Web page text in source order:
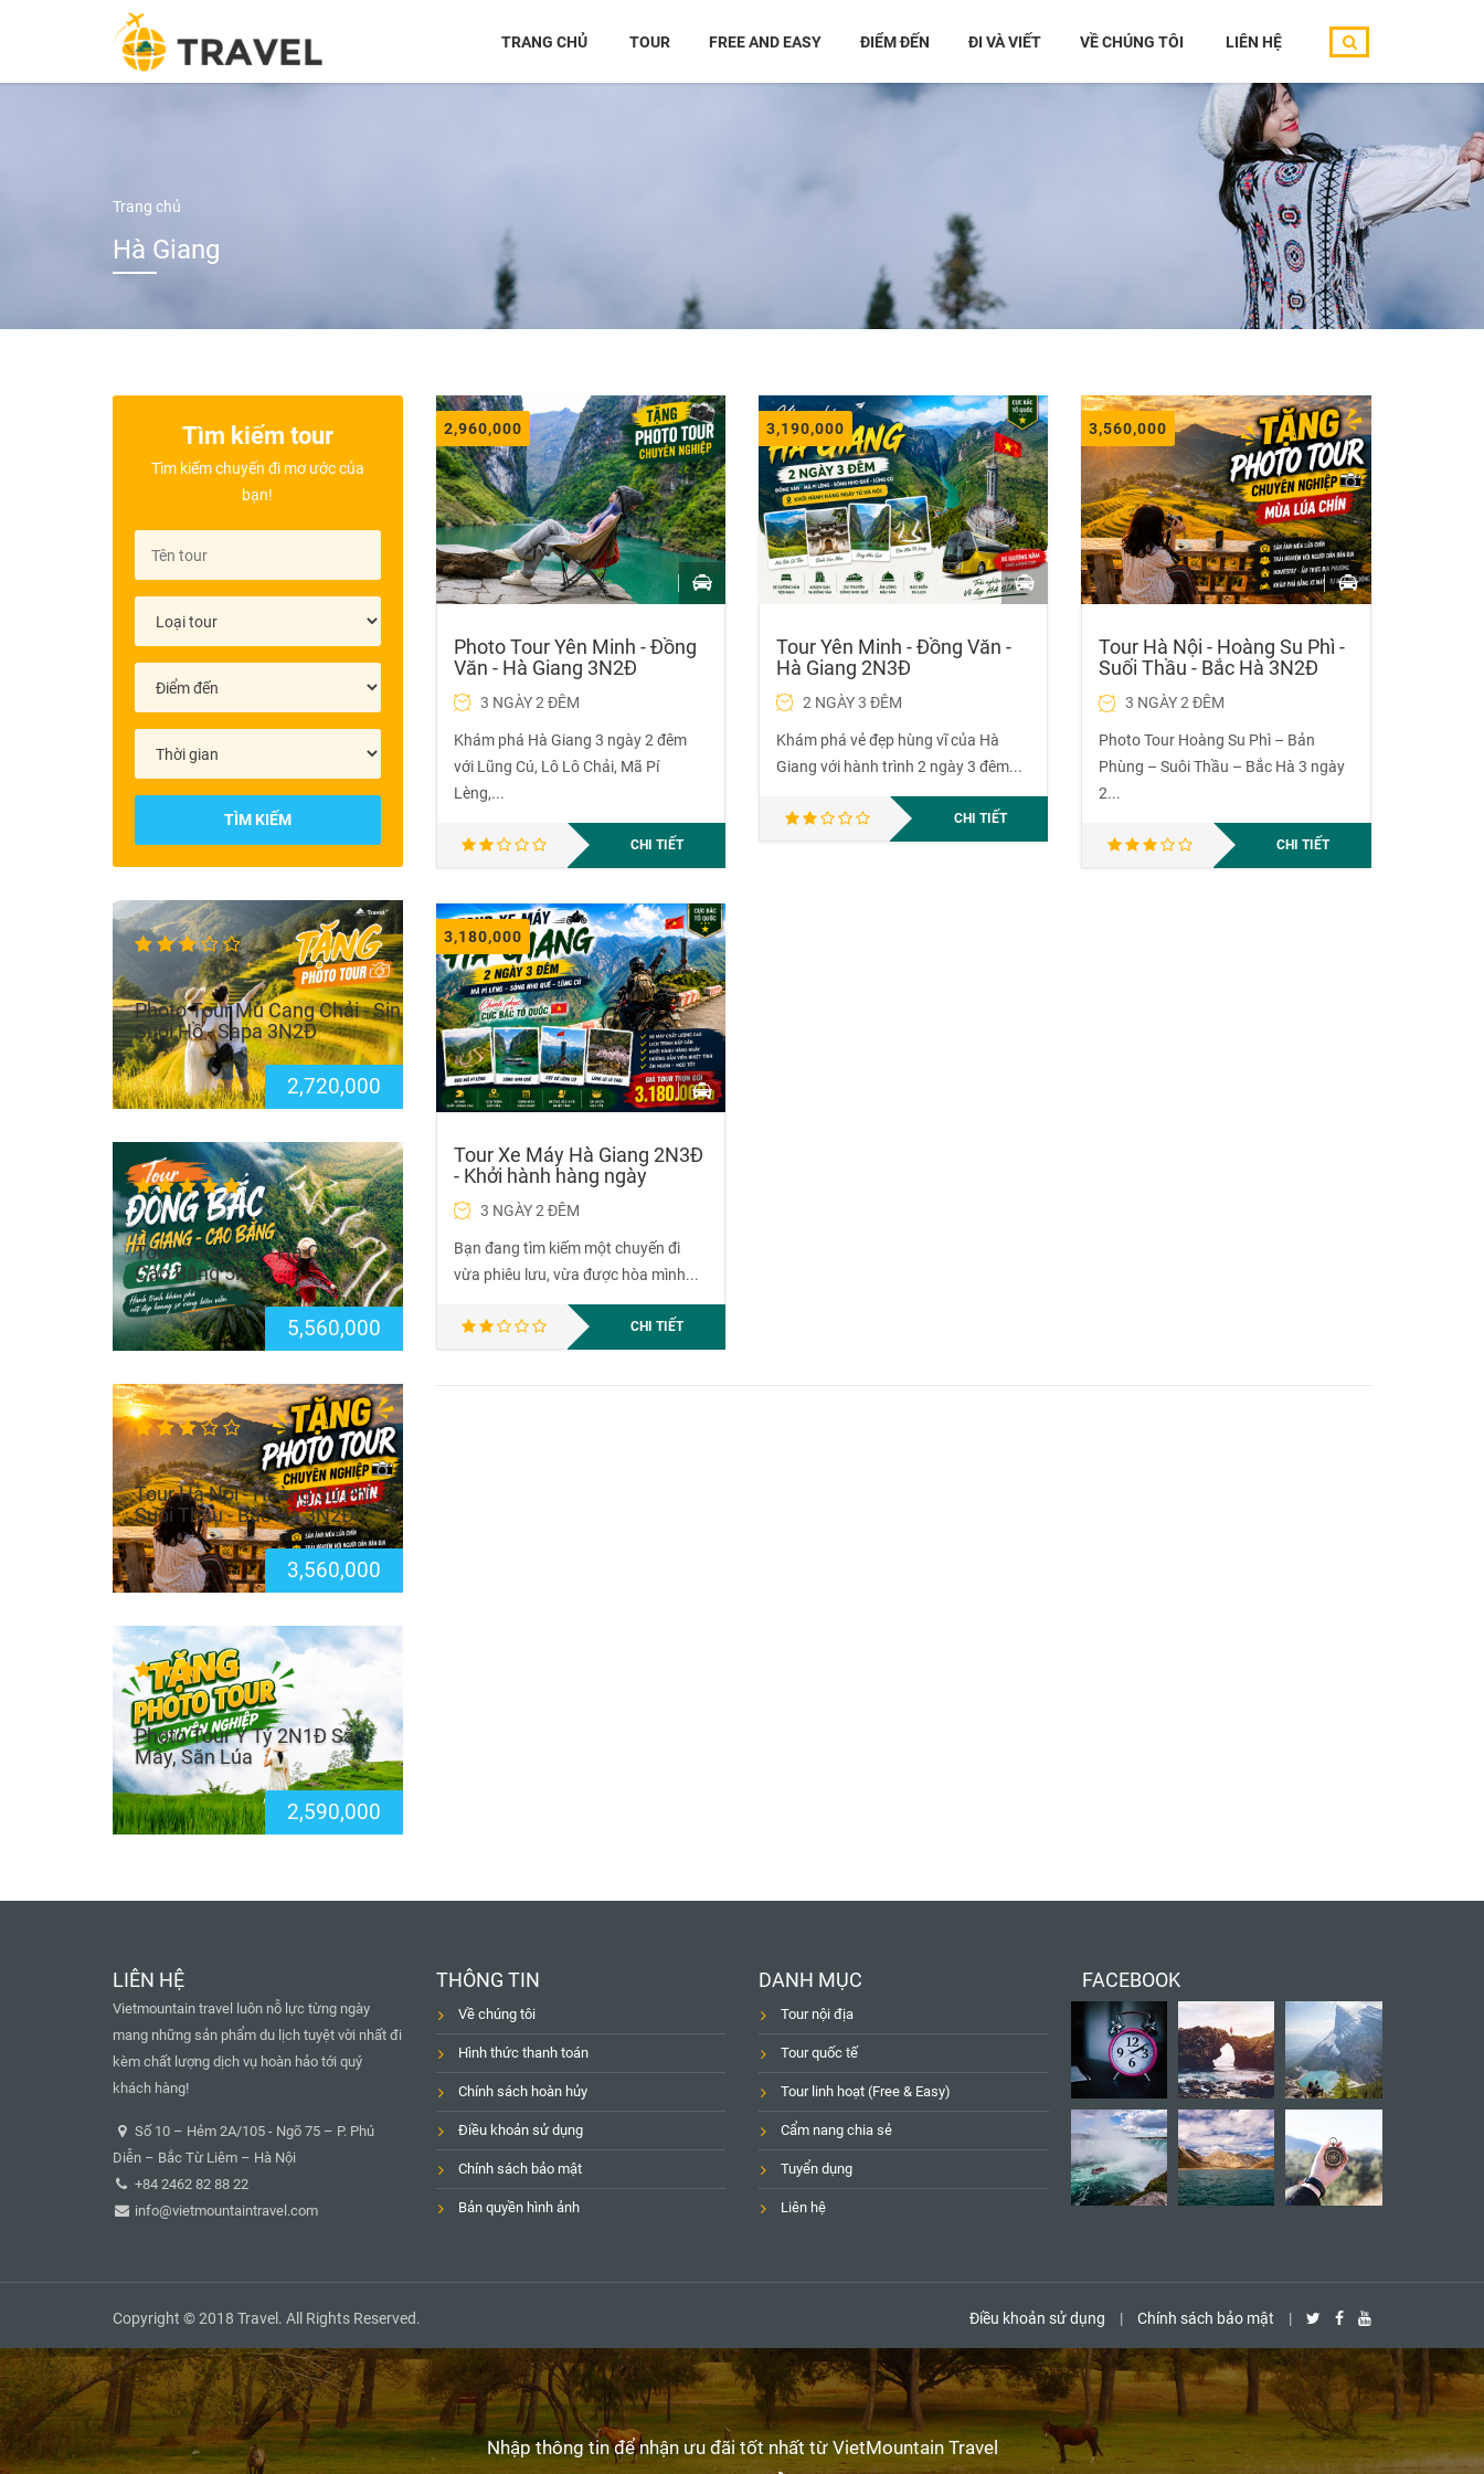
Thứ 2 - Thứ 7 8.00 - 18.00.
TRANG CHỦ TOUR FREE AND EASY ĐIỂM ĐẾN ĐI VÀ VIẾT VỀ CHÚNG TÔI LIÊN HỆ
Trang chủ
Hà Giang
2,960,000
Photo Tour Yên Minh - Đồng
Văn - Hà Giang 3N2Đ
3 NGÀY 2 ĐÊM
Khám phá Hà Giang 3 ngày 2 đêm
với Lũng Cú, Lô Lô Chải, Mã Pí
Lèng,...
CHI TIẾT
3,190,000
Tour Yên Minh - Đồng Văn -
Hà Giang 2N3Đ
2 NGÀY 3 ĐÊM
Khám phá vẻ đẹp hùng vĩ của Hà
Giang với hành trình 2 ngày 3 đêm...
CHI TIẾT
3,560,000
Tour Hà Nội - Hoàng Su Phì -
Suối Thầu - Bắc Hà 3N2Đ
3 NGÀY 2 ĐÊM
Photo Tour Hoàng Su Phì – Bản
Phùng – Suôi Thầu – Bắc Hà 3 ngày
2...
CHI TIẾT
3,180,000
Tour Xe Máy Hà Giang 2N3Đ
- Khởi hành hàng ngày
3 NGÀY 2 ĐÊM
Bạn đang tìm kiếm một chuyến đi
vừa phiêu lưu, vừa được hòa mình...
CHI TIẾT
Tìm kiếm tour
Tìm kiếm chuyến đi mơ ước của
bạn!
TÌM KIẾM
Photo Tour Mù Cang Chải - Sin
Suối Hồ - Sapa 3N2Đ
2,720,000
Tour Đông Bắc - Hà Giang -
Cao Bằng 5N4Đ
5,560,000
Tour Hà Nội - Hoàng Su Phì -
Suối Thầu - Bắc Hà 3N2Đ
3,560,000
Photo Tour Y Tý 2N1Đ Săn
Mây, Săn Lúa
2,590,000
LIÊN HỆ
Vietmountain travel luôn nỗ lực từng ngày
mang những sản phẩm du lịch tuyệt vời nhất đi
kèm chất lượng dịch vụ hoàn hảo tới quý
khách hàng!
Số 10 – Hẻm 2A/105 - Ngõ 75 – P. Phú
Diễn – Bắc Từ Liêm – Hà Nội
+84 2462 82 88 22
info@vietmountaintravel.com
THÔNG TIN
Về chúng tôi
Hình thức thanh toán
Chính sách hoàn hủy
Điều khoản sử dụng
Chính sách bảo mật
Bản quyền hình ảnh
DANH MỤC
Tour nội địa
Tour quốc tế
Tour linh hoạt (Free & Easy)
Cẩm nang chia sẻ
Tuyển dụng
Liên hệ
FACEBOOK
Copyright © 2018 Travel. All Rights Reserved. Điều khoản sử dụng | Chính sách bảo mật |
Nhập thông tin để nhận ưu đãi tốt nhất từ VietMountain Travel